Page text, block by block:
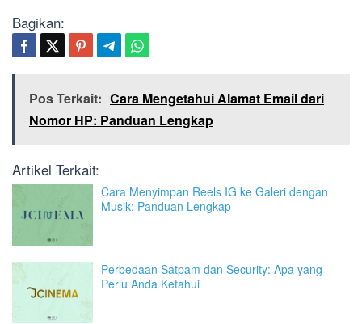
Bagikan:
Pos Terkait: Cara Mengetahui Alamat Email dari
Nomor HP: Panduan Lengkap
Artikel Terkait:
Cara Menyimpan Reels IG ke Galeri dengan
Musik: Panduan Lengkap
Perbedaan Satpam dan Security: Apa yang
Perlu Anda Ketahui